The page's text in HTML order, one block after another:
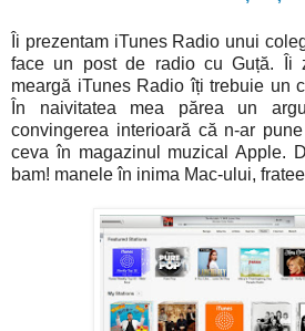
Îi prezentam iTunes Radio unui
face un post de radio cu Guță. Îi
meargă iTunes Radio îți trebuie un
În naivitatea mea părea un
convingerea interioară că n-ar
ceva în magazinul muzical Apple.
bam! manele în inima Mac-ului,